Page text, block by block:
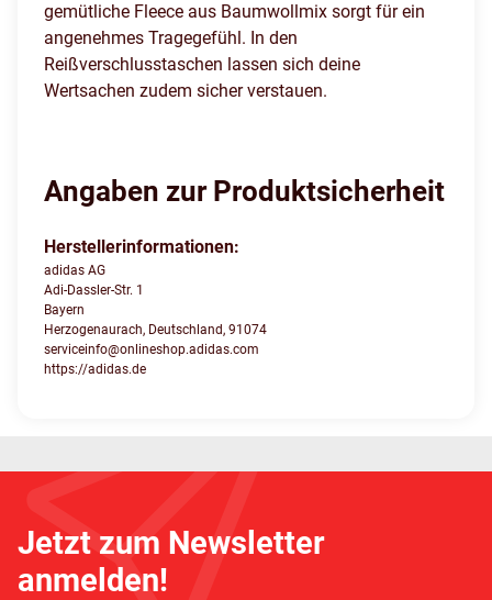
gemütliche Fleece aus Baumwollmix sorgt für ein
angenehmes Tragegefühl. In den
Reißverschlusstaschen lassen sich deine
Wertsachen zudem sicher verstauen.
Angaben zur Produktsicherheit
Herstellerinformationen:
adidas AG
Adi-Dassler-Str. 1
Bayern
Herzogenaurach, Deutschland, 91074
serviceinfo@onlineshop.adidas.com
https://adidas.de
Jetzt zum Newsletter
anmelden!